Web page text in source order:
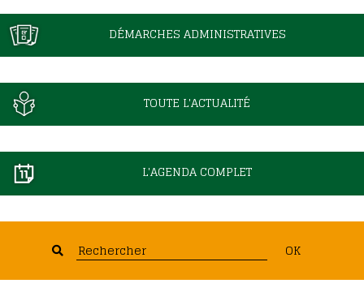
DÉMARCHES ADMINISTRATIVES
TOUTE L'ACTUALITÉ
L'AGENDA COMPLET
OK